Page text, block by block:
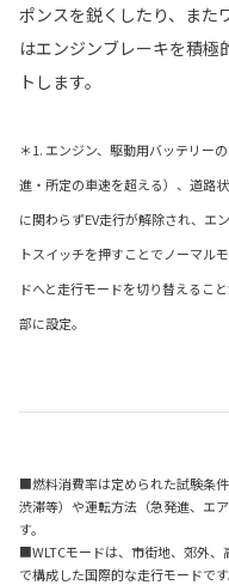
ポンスを鋭くしたり、また
はエンジンブレーキを積極
トします。
＊1. エンジン、駆動用バッテリー
進・所定の車速を超える）、道路
に関わらずEV走行が解除され、
トスイッチを押すことでノーマル
ドへと走行モードを切り替える
部に設定。
■燃料消費率は定められた試験条
渋滞等）や運転方法（急発進、エ
す。
■WLTCモードは、市街地、郊外
で構成した国際的な走行モードで